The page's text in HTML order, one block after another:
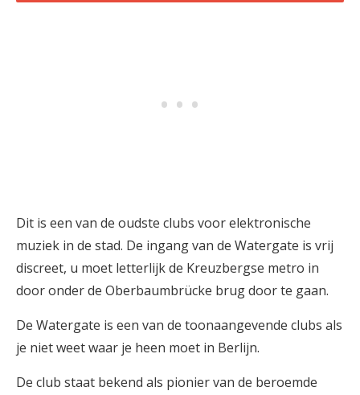
Dit is een van de oudste clubs voor elektronische
muziek in de stad. De ingang van de Watergate is vrij
discreet, u moet letterlijk de Kreuzbergse metro in
door onder de Oberbaumbrücke brug door te gaan.
De Watergate is een van de toonaangevende clubs als
je niet weet waar je heen moet in Berlijn.
De club staat bekend als pionier van de beroemde